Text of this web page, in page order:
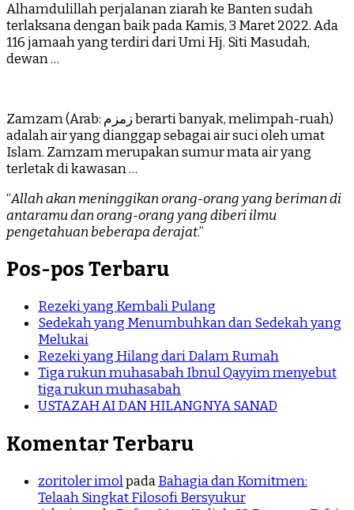
Alhamdulillah perjalanan ziarah ke Banten sudah
terlaksana dengan baik pada Kamis, 3 Maret 2022. Ada
116 jamaah yang terdiri dari Umi Hj. Siti Masudah,
dewan …
Zamzam (Arab: زمزم‎ berarti banyak, melimpah-ruah)
adalah air yang dianggap sebagai air suci oleh umat
Islam. Zamzam merupakan sumur mata air yang
terletak di kawasan …
“Allah akan meninggikan orang-orang yang beriman di
antaramu dan orang-orang yang diberi ilmu
pengetahuan beberapa derajat.”
Pos-pos Terbaru
Rezeki yang Kembali Pulang
Sedekah yang Menumbuhkan dan Sedekah yang
Melukai
Rezeki yang Hilang dari Dalam Rumah
Tiga rukun muhasabah Ibnul Qayyim menyebut
tiga rukun muhasabah
USTAZAH AI DAN HILANGNYA SANAD
Komentar Terbaru
zoritoler imolpadaBahagia dan Komitmen:
Telaah Singkat Filosofi Bersyukur